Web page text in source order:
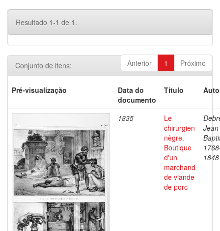
Resultado 1-1 de 1.
Anterior 1 Próximo
Conjunto de itens:
Pré-visualização
Data do
documento
Título
1835
Le
chirurgien
nègre.
Boutique
d'un
marchand
de viande
de porc
Jean
1848